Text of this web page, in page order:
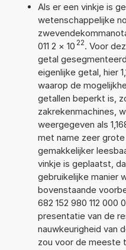
Als er een vinkje is
wetenschappelijke
011 2 × 10 22. Voor
getal
eigenlijke getal, hier
waarop de
getallen beperkt is,
zakrekenmachines,
weergegeven als
met name zeer
gemakkelijker
vinkje is geplaatst,
gebruikelijke manier
bovenstaande
682 152 980 112 000
presentatie van de
nauwkeurigheid van
zou voor de meeste